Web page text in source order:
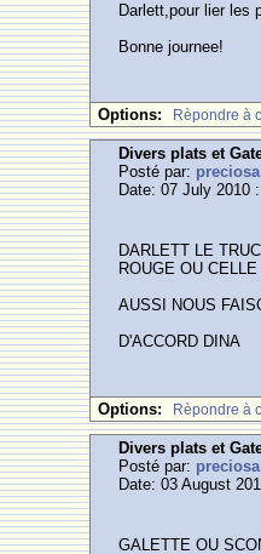
Darlett,pour lier les
Bonne journee!
Options: Rèpondre à
Divers plats et
Posté par: preciosa
Date: 07 July 2010
DARLETT LE
ROUGE OU
AUSSI NOUS
D'ACCORD DINA
Options: Rèpondre à
Divers plats et
Posté par: preciosa
Date: 03 August
GALETTE OU